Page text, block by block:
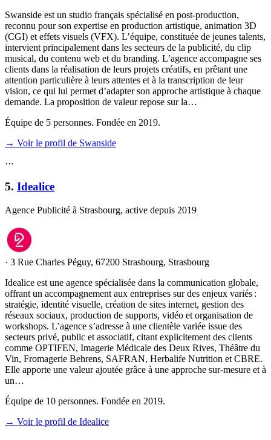
Swanside est un studio français spécialisé en post-production,
reconnu pour son expertise en production artistique, animation 3D
(CGI) et effets visuels (VFX). L’équipe, constituée de jeunes talents,
intervient principalement dans les secteurs de la publicité, du clip
musical, du contenu web et du branding. L’agence accompagne ses
clients dans la réalisation de leurs projets créatifs, en prêtant une
attention particulière à leurs attentes et à la transcription de leur
vision, ce qui lui permet d’adapter son approche artistique à chaque
demande. La proposition de valeur repose sur la…
Équipe de 5 personnes. Fondée en 2019.
→ Voir le profil de Swanside
···
5. Idealice
Agence Publicité à Strasbourg, active depuis 2019
· 3 Rue Charles Péguy, 67200 Strasbourg, Strasbourg
Idealice est une agence spécialisée dans la communication globale,
offrant un accompagnement aux entreprises sur des enjeux variés :
stratégie, identité visuelle, création de sites internet, gestion des
réseaux sociaux, production de supports, vidéo et organisation de
workshops. L’agence s’adresse à une clientèle variée issue des
secteurs privé, public et associatif, citant explicitement des clients
comme OPTIFEN, Imagerie Médicale des Deux Rives, Théâtre du
Vin, Fromagerie Behrens, SAFRAN, Herbalife Nutrition et CBRE.
Elle apporte une valeur ajoutée grâce à une approche sur-mesure et à
un…
Équipe de 10 personnes. Fondée en 2019.
→ Voir le profil de Idealice